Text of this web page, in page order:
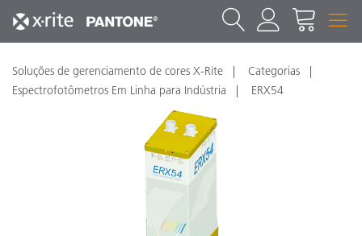
Soluções de gerenciamento de cores X-Rite
Categorias
Espectrofotômetros Em Linha para Indústria
ERX54